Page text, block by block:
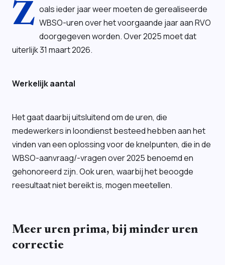
Z oals ieder jaar weer moeten de gerealiseerde
WBSO-uren over het voorgaande jaar aan RVO
doorgegeven worden. Over 2025 moet dat
uiterlijk 31 maart 2026.
Werkelijk aantal
Het gaat daarbij uitsluitend om de uren, die
medewerkers in loondienst besteed hebben aan het
vinden van een oplossing voor de knelpunten, die in de
WBSO-aanvraag/-vragen over 2025 benoemd en
gehonoreerd zijn. Ook uren, waarbij het beoogde
reesultaat niet bereikt is, mogen meetellen.
Meer uren prima, bij minder uren
correctie